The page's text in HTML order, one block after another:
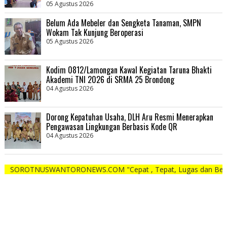
05 Agustus 2026
Belum Ada Mebeler dan Sengketa Tanaman, SMPN
Wokam Tak Kunjung Beroperasi
05 Agustus 2026
Kodim 0812/Lamongan Kawal Kegiatan Taruna Bhakti
Akademi TNI 2026 di SRMA 25 Brondong
04 Agustus 2026
Dorong Kepatuhan Usaha, DLH Aru Resmi Menerapkan
Pengawasan Lingkungan Berbasis Kode QR
04 Agustus 2026
"Cepat , Tepat, Lugas dan Berani"